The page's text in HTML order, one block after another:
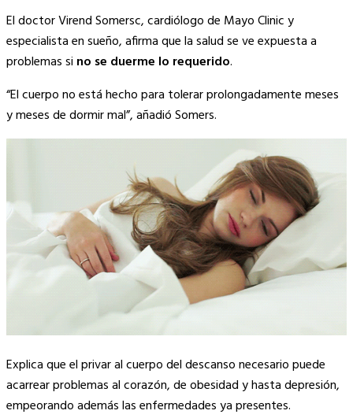
El doctor Virend Somersc, cardiólogo de Mayo Clinic y
especialista en sueño, afirma que la salud se ve expuesta a
problemas si no se duerme lo requerido.
“El cuerpo no está hecho para tolerar prolongadamente meses
y meses de dormir mal”, añadió Somers.
Explica que el privar al cuerpo del descanso necesario puede
acarrear problemas al corazón, de obesidad y hasta depresión,
empeorando además las enfermedades ya presentes.